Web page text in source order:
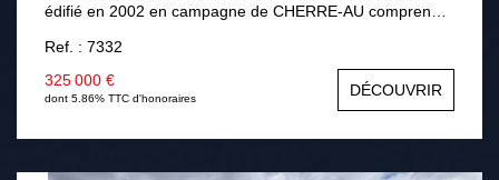
édifié en 2002 en campagne de CHERRE-AU comprenant
cheminée insert, une cuisine aménagée équipée,
véranda, une chambre, une salle de bains avec douche,
un cellier, une chaufferie. A l'étage : palier desservant
deux chambres dont une 32m² pouvant être divisé, salle
d'eau avec wc. Chauffage par pompe à chaleur (2021),
Ref. : 7332
325 000 €
dont 5.86% TTC d'honoraires DÉCOUVRIR